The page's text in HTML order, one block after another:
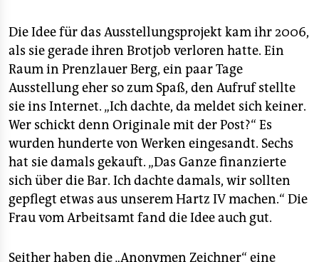
Die Idee für das Ausstellungsprojekt kam ihr 2006,
als sie gerade ihren Brotjob verloren hatte. Ein
Raum in Prenzlauer Berg, ein paar Tage
Ausstellung eher so zum Spaß, den Aufruf stellte
sie ins Internet. „Ich dachte, da meldet sich keiner.
Wer schickt denn Originale mit der Post?“ Es
wurden hunderte von Werken eingesandt. Sechs
hat sie damals gekauft. „Das Ganze finanzierte
sich über die Bar. Ich dachte damals, wir sollten
gepflegt etwas aus unserem Hartz IV machen.“ Die
Frau vom Arbeitsamt fand die Idee auch gut.
Seither haben die „Anonymen Zeichner“ eine